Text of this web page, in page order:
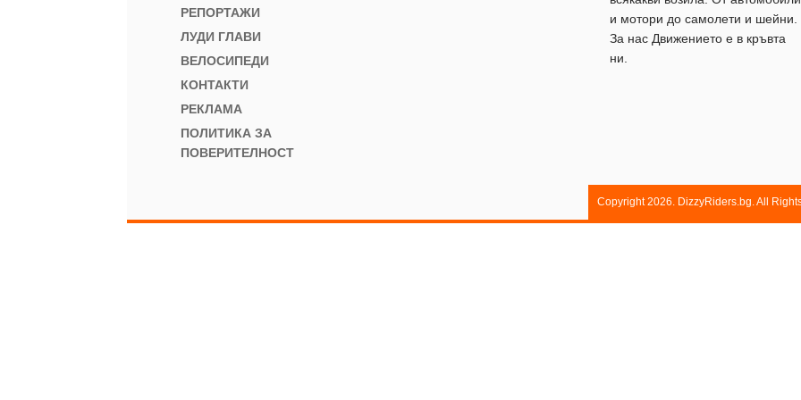
РЕПОРТАЖИ
ЛУДИ ГЛАВИ
ВЕЛОСИПЕДИ
КОНТАКТИ
РЕКЛАМА
ПОЛИТИКА ЗА
ПОВЕРИТЕЛНОСТ
и мотори до самолети и шейни.
За нас Движението е в кръвта
ни.
Copyright 2026. DizzyRiders.bg. All